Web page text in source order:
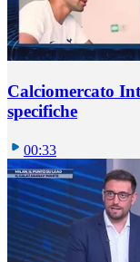
Calciomercato
specifiche
00:33